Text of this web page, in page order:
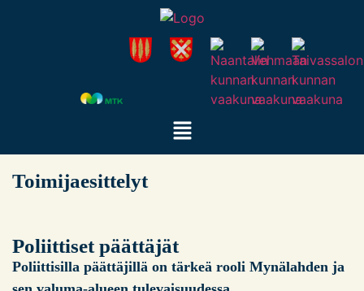
Toimijaesittelyt
Poliittiset päättäjät
Poliittisilla päättäjillä on tärkeä rooli Mynälahden ja